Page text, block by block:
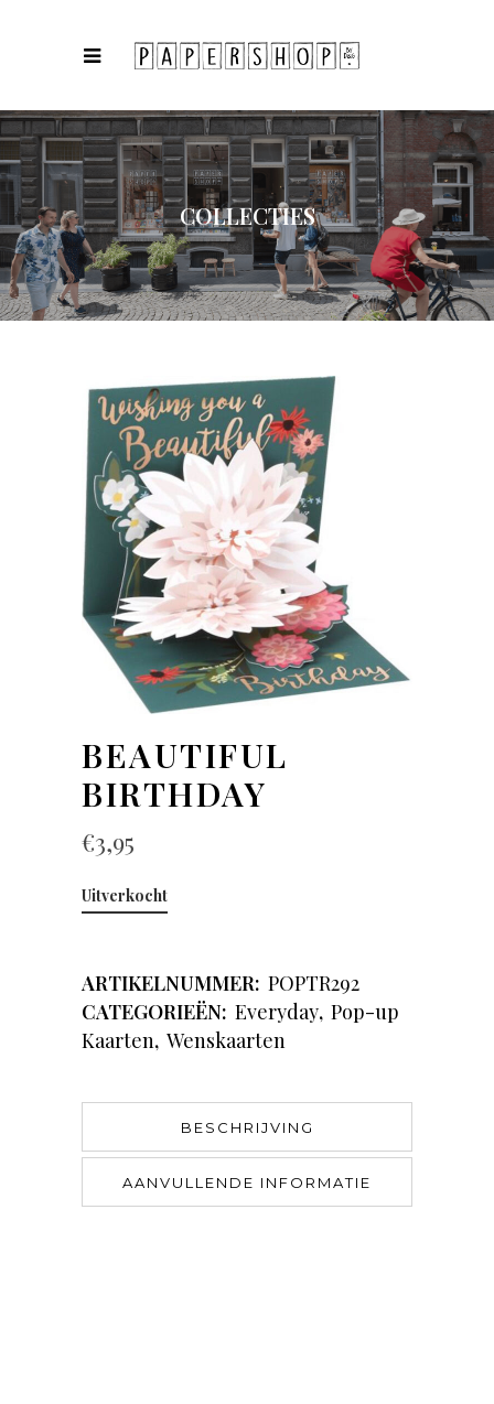
COLLECTIES
BEAUTIFUL
BIRTHDAY
€3,95
Uitverkocht
ARTIKELNUMMER: POPTR292
CATEGORIEËN: Everyday, Pop-up
Kaarten, Wenskaarten
BESCHRIJVING
AANVULLENDE INFORMATIE